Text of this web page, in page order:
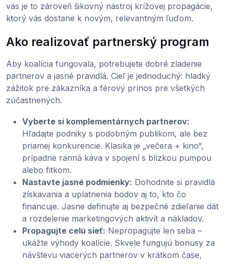
vás je to zároveň šikovný nástroj krížovej propagácie,
ktorý vás dostane k novým, relevantným ľuďom.
Ako realizovať partnerský program
Aby koalícia fungovala, potrebujete dobré zladenie
partnerov a jasné pravidlá. Cieľ je jednoduchý: hladký
zážitok pre zákazníka a férový prínos pre všetkých
zúčastnených.
Vyberte si komplementárnych partnerov:
Hľadajte podniky s podobným publikom, ale bez
priamej konkurencie. Klasika je „večera + kino“,
prípadne ranná káva v spojení s blízkou pumpou
alebo fitkom.
Nastavte jasné podmienky: Dohodnite si pravidlá
získavania a uplatnenia bodov aj to, kto čo
financuje. Jasne definujte aj bezpečné zdieľanie dát
a rozdelenie marketingových aktivít a nákladov.
Propagujte celú sieť: Nepropagujte len seba –
ukážte výhody koalície. Skvele fungujú bonusy za
návštevu viacerých partnerov v krátkom čase,